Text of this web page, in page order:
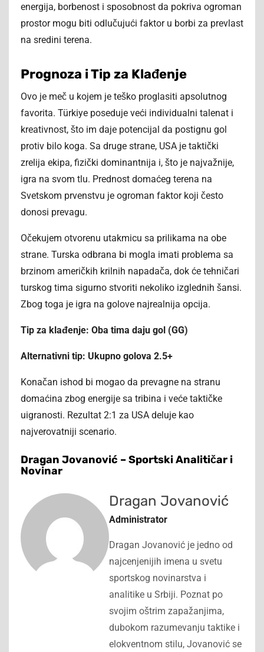
energija, borbenost i sposobnost da pokriva ogroman
prostor mogu biti odlučujući faktor u borbi za prevlast
na sredini terena.
Prognoza i Tip za Klađenje
Ovo je meč u kojem je teško proglasiti apsolutnog
favorita. Türkiye poseduje veći individualni talenat i
kreativnost, što im daje potencijal da postignu gol
protiv bilo koga. Sa druge strane, USA je taktički
zrelija ekipa, fizički dominantnija i, što je najvažnije,
igra na svom tlu. Prednost domaćeg terena na
Svetskom prvenstvu je ogroman faktor koji često
donosi prevagu.
Očekujem otvorenu utakmicu sa prilikama na obe
strane. Turska odbrana bi mogla imati problema sa
brzinom američkih krilnih napadača, dok će tehničari
turskog tima sigurno stvoriti nekoliko izglednih šansi.
Zbog toga je igra na golove najrealnija opcija.
Tip za klađenje: Oba tima daju gol (GG)
Alternativni tip: Ukupno golova 2.5+
Konačan ishod bi mogao da prevagne na stranu
domaćina zbog energije sa tribina i veće taktičke
uigranosti. Rezultat 2:1 za USA deluje kao
najverovatniji scenario.
Dragan Jovanović – Sportski Analitičar i
Novinar
Dragan Jovanović
Administrator
Dragan Jovanović je jedno od
najcenjenijih imena u svetu
sportskog novinarstva i
analitike u Srbiji. Poznat po
svojim oštrim zapažanjima,
dubokom razumevanju taktike i
elokventnom stilu, Jovanović se